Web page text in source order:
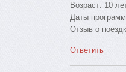
Возраст: 10
Даты
Отзыв о
Ответить